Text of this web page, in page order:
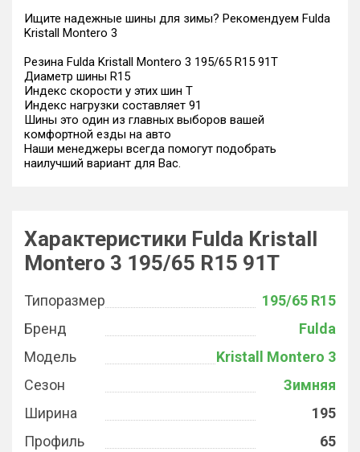
Ищите надежные шины для зимы? Рекомендуем Fulda
Kristall Montero 3
Резина Fulda Kristall Montero 3 195/65 R15 91T
Диаметр шины R15
Индекс скорости у этих шин T
Индекс нагрузки составляет 91
Шины это один из главных выборов вашей
комфортной езды на авто
Наши менеджеры всегда помогут подобрать
наилучший вариант для Вас.
Характеристики Fulda Kristall
Montero 3 195/65 R15 91T
Типоразмер
195/65 R15
Бренд
Fulda
Модель
Kristall Montero 3
Сезон
Зимняя
Ширина
195
Профиль
65